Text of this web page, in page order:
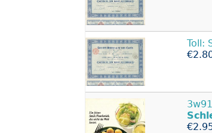
Toll: